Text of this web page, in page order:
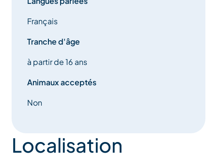
Français
Tranche d'âge
à partir de 16 ans
Animaux acceptés
Non
Localisation